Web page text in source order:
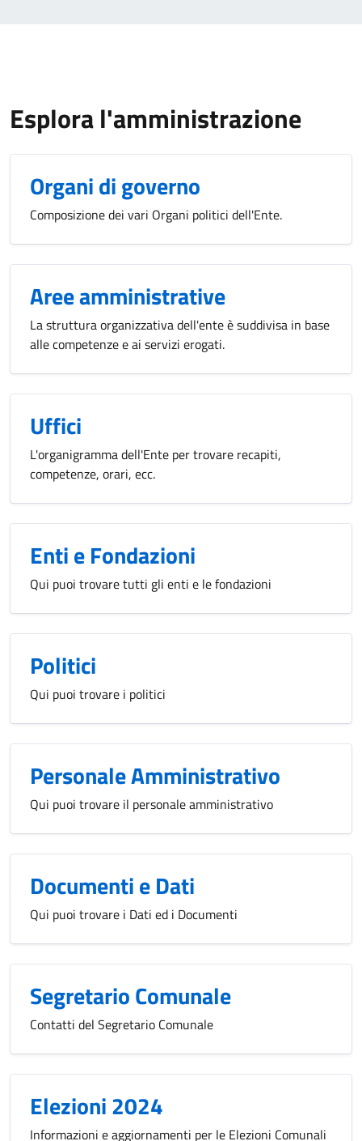
Esplora l'amministrazione
Organi di governo
Composizione dei vari Organi politici dell'Ente.
Aree amministrative
La struttura organizzativa dell'ente è suddivisa in base
alle competenze e ai servizi erogati.
Uffici
L'organigramma dell'Ente per trovare recapiti,
competenze, orari, ecc.
Enti e Fondazioni
Qui puoi trovare tutti gli enti e le fondazioni
Politici
Qui puoi trovare i politici
Personale Amministrativo
Qui puoi trovare il personale amministrativo
Documenti e Dati
Qui puoi trovare i Dati ed i Documenti
Segretario Comunale
Contatti del Segretario Comunale
Elezioni 2024
Informazioni e aggiornamenti per le Elezioni Comunali